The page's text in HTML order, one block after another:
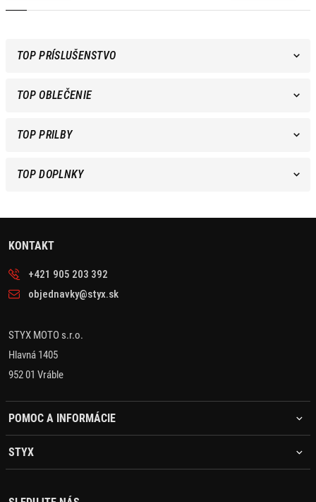
TOP PRÍSLUŠENSTVO
TOP OBLEČENIE
TOP PRILBY
TOP DOPLNKY
KONTAKT
+421 905 203 392
objednavky@styx.sk
STYX MOTO s.r.o.
Hlavná 1405
952 01 Vráble
POMOC A INFORMÁCIE
STYX